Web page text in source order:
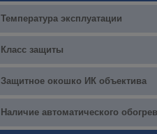
Температура эксплуатации
Класс защиты
Защитное окошко ИК объектива
Наличие автоматического